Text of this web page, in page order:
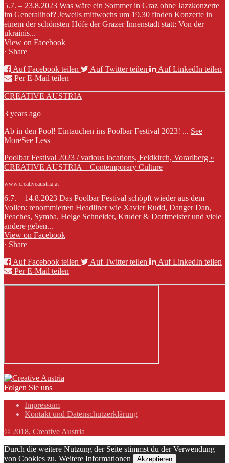
5.7. – 23.8.2023 Was wäre ein Sommer in Graz ohne Jazzkonzerte
im Generalihof? Jeweils mittwochs um 19.30 finden Konzerte in
einem der schönsten Höfe der Grazer Innenstadt statt: Von der
ukrainis...
View on Facebook
· Share
Auf Facebook teilen
Auf Twitter teilen
Auf LinkedIn teilen
Per E-Mail teilen
CREATIVE AUSTRIA
3 years ago
Ab in den Pool! Eintauchen ins Poolbar Festival 2023! ... See
MoreSee Less
Poolbar Festival 2023 / various locations, Feldkirch, Vorarlberg »
CREATIVE AUSTRIA – Contemporary Culture
www.creativeaustria.at
6.7. – 14.8.2023 Das Poolbar Festival schöpft wieder aus dem
Vollen: renommierten Headliner wie Xavier Rudd, Danger Dan,
Peaches, Symba, Helge Schneider, Kruder & Dorfmeister und viele
andere geben...
View on Facebook
· Share
Auf Facebook teilen
Auf Twitter teilen
Auf LinkedIn teilen
Per E-Mail teilen
Folgen Sie uns
Impressum
Kontakt und Datenschutzerklärung
© 2018, Creative Austria
Durch die weitere Nutzung der Seite stimmst du der Verwendung
von Cookies zu. Weitere Informationen Akzeptieren